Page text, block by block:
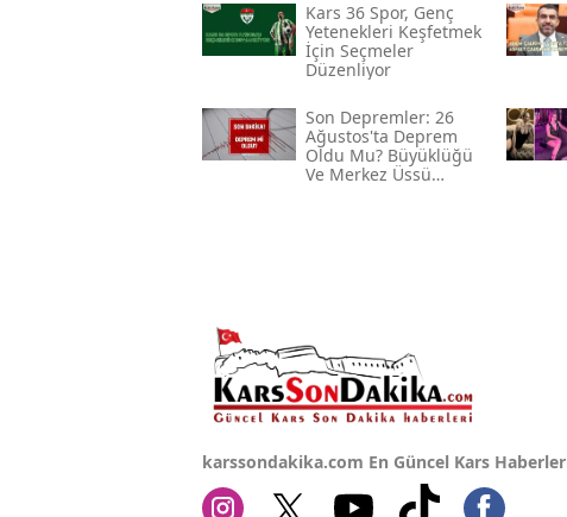
Kars 36 Spor, Genç
Yetenekleri Keşfetmek
İçin Seçmeler
Düzenliyor
Son Depremler: 26
Ağustos'ta Deprem
Oldu Mu? Büyüklüğü
Ve Merkez Üssü
karssondakika.com En Güncel Kars